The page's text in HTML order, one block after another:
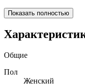
Показать полностью
Общие
Пол
Женский